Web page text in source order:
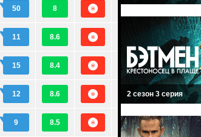
50 8
11 8.6
15 8.4
12 8.6
9 8.5
2 сезон 3 серия